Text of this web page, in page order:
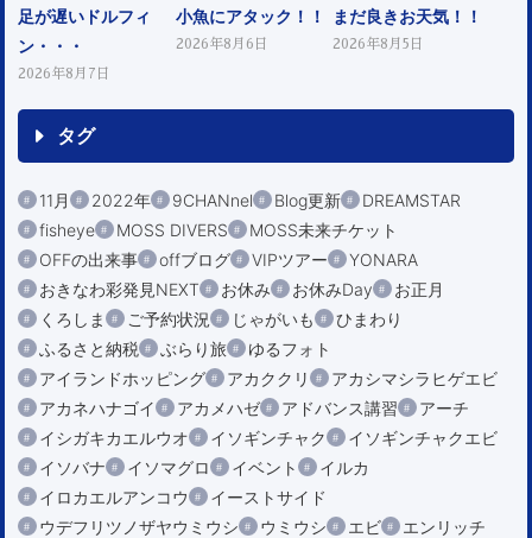
足が遅いドルフィ
ン・・・
2026年8月7日
小魚にアタック！！
2026年8月6日
まだ良きお天気！！
2026年8月5日
タグ
11月 2022年 9CHANnel Blog更新
DREAMSTAR
fisheye
MOSS DIVERS
MOSS未来チケット
OFFの出来事
offブログ VIPツアー
YONARA
おきなわ彩発見NEXT
お休み お休みDay
お正月
くろしま
ご予約状況 じゃがいも
ひまわり
ふるさと納税
ぶらり旅
ゆるフォト
アイランドホッピング
アカククリ
アカシマシラヒゲエビ
アカネハナゴイ
アカメハゼ アドバンス講習
アーチ
イシガキカエルウオ
イソギンチャク
イソギンチャクエビ
イソバナ
イソマグロ イベント
イルカ
イロカエルアンコウ
イーストサイド
ウデフリツノザヤウミウシ
ウミウシ エビ
エンリッチ